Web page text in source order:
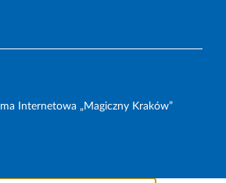
Internetowa „Magiczny Kraków”